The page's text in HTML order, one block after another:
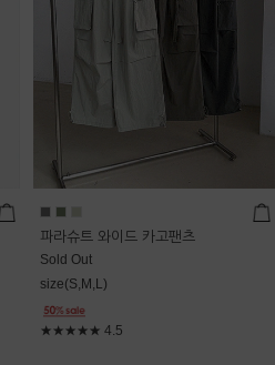
파라슈트 와이드 카고팬츠
Sold Out
size(S,M,L)
★★★★★ 4.5